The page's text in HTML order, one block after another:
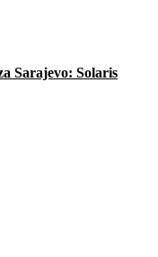
Sarajevo: Solaris